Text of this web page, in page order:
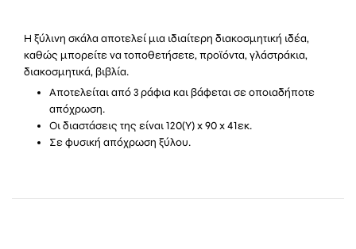
Η ξύλινη σκάλα αποτελεί μια ιδιαίτερη διακοσμητική ιδέα,
καθώς μπορείτε να τοποθετήσετε, προϊόντα, γλάστράκια,
διακοσμητικά, βιβλία.
Αποτελείται από 3 ράφια και βάφεται σε οποιαδήποτε
απόχρωση.
Οι διαστάσεις της είναι 120(Υ) x 90 x 41εκ.
Σε φυσική απόχρωση ξύλου.